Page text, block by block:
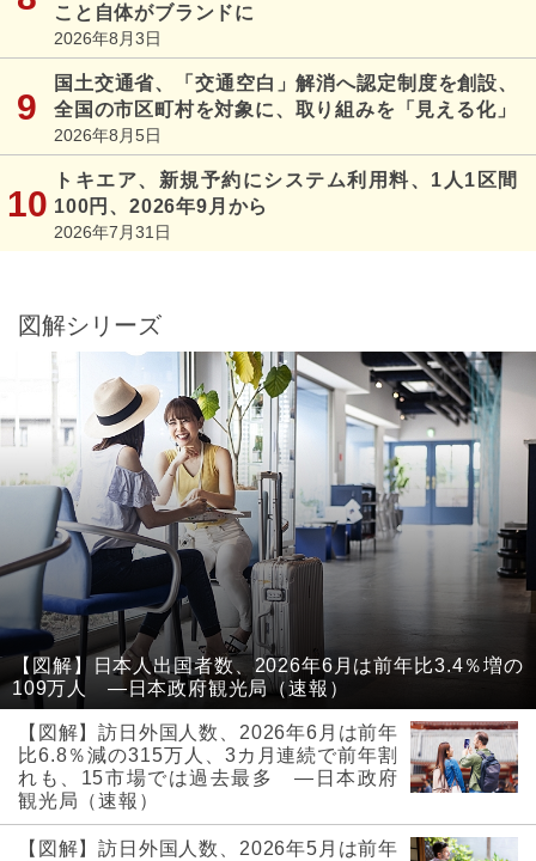
こと自体がブランドに
2026年8月3日
国土交通省、「交通空白」解消へ認定制度を創設、
全国の市区町村を対象に、取り組みを「見える化」
2026年8月5日
トキエア、新規予約にシステム利用料、1人1区間
100円、2026年9月から
2026年7月31日
図解シリーズ
【図解】日本人出国者数、2026年6月は前年比3.4％増の
109万人 ―日本政府観光局（速報）
【図解】訪日外国人数、2026年6月は前年
比6.8％減の315万人、3カ月連続で前年割
れも、15市場では過去最多 ―日本政府
観光局（速報）
【図解】訪日外国人数、2026年5月は前年